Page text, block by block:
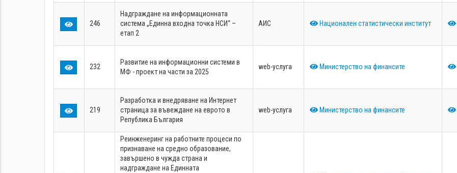
246
Надграждане на информационната
система „Единна входна точка НСИ“ –
етап 2
АИС Национален статистически институт
232
Развитие на информационни системи в
МФ - проект на части за 2025
web-услуга Министерство на финансите
219
Разработка и внедряване на Интернет
страница за въвеждане на еврото в
Република България
web-услуга Министерство на финансите
Реинженеринг на работните процеси по
признаване на средно образование,
завършено в чужда страна и
надграждане на Единната